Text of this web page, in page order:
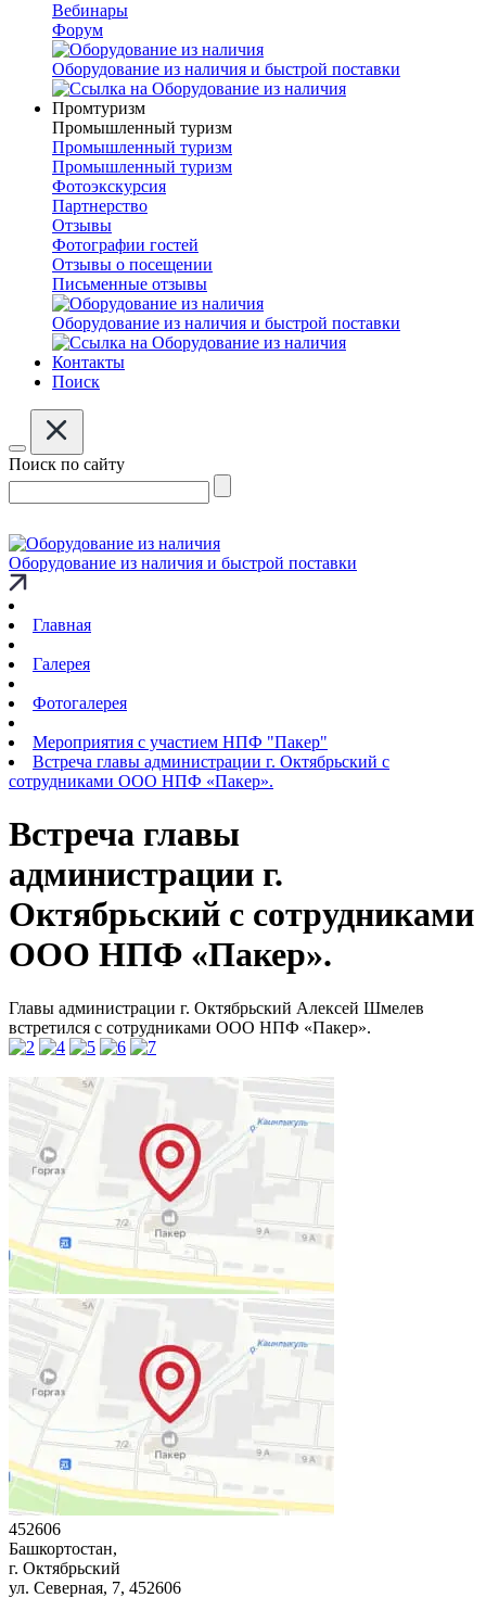
Вебинары
Форум
Оборудование из наличия и быстрой поставки
Промтуризм
Промышленный туризм
Промышленный туризм
Промышленный туризм
Фотоэкскурсия
Партнерство
Отзывы
Фотографии гостей
Отзывы о посещении
Письменные отзывы
Оборудование из наличия и быстрой поставки
Контакты
Поиск
Поиск по сайту
Оборудование из наличия и быстрой поставки
Главная
Галерея
Фотогалерея
Мероприятия с участием НПФ "Пакер"
Встреча главы администрации г. Октябрьский с
сотрудниками ООО НПФ «Пакер».
Встреча главы
администрации г.
Октябрьский с сотрудниками
ООО НПФ «Пакер».
Главы администрации г. Октябрьский Алексей Шмелев
встретился с сотрудниками ООО НПФ «Пакер».
452606
Башкортостан,
г. Октябрьский
ул. Северная, 7, 452606